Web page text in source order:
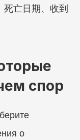
死亡日期、收到
спор
о